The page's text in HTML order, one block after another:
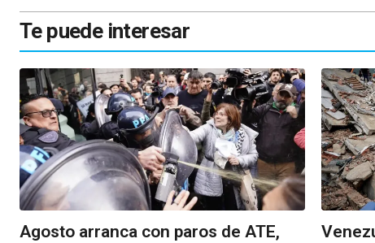
Te puede interesar
Agosto arranca con paros de ATE,